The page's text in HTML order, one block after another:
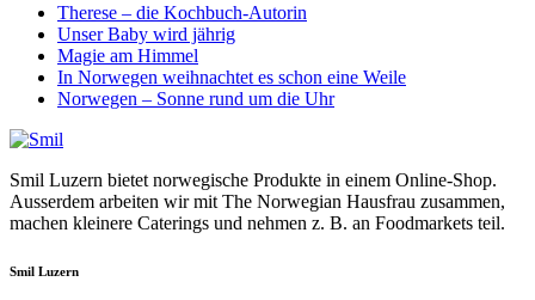
Therese – die Kochbuch-Autorin
Unser Baby wird jährig
Magie am Himmel
In Norwegen weihnachtet es schon eine Weile
Norwegen – Sonne rund um die Uhr
Smil Luzern bietet norwegische Produkte in einem Online-Shop.
Ausserdem arbeiten wir mit The Norwegian Hausfrau zusammen,
machen kleinere Caterings und nehmen z. B. an Foodmarkets teil.
Smil Luzern